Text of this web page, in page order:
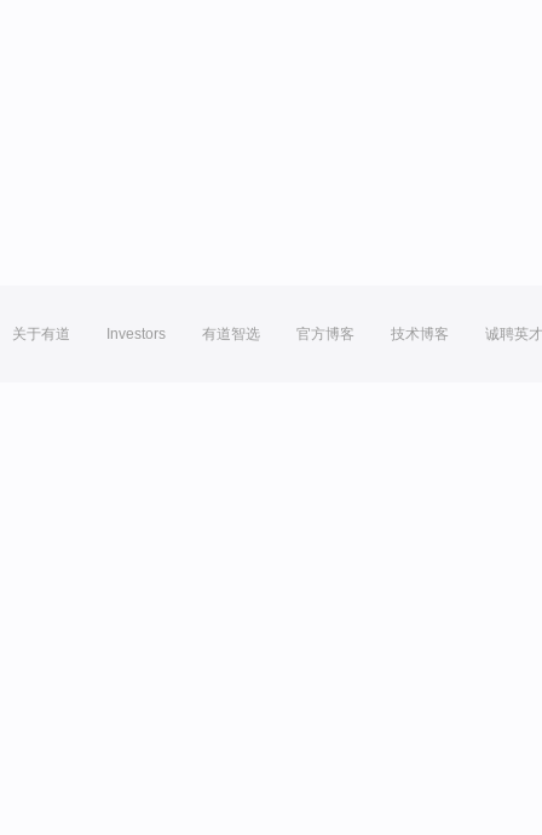
关于有道 Investors 有道智选 官方博客 技术博客 诚聘英才